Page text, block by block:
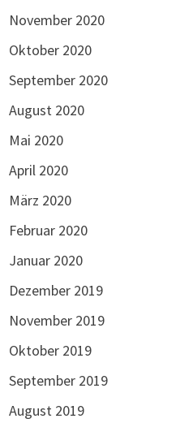
November 2020
Oktober 2020
September 2020
August 2020
Mai 2020
April 2020
März 2020
Februar 2020
Januar 2020
Dezember 2019
November 2019
Oktober 2019
September 2019
August 2019